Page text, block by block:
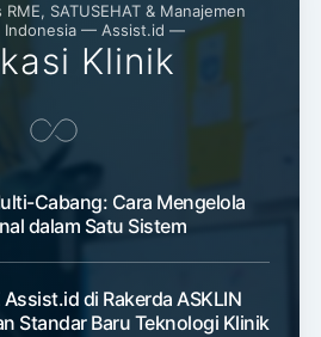
SATUSEHAT & Manajemen
Indonesia — Assist.id —
Klinik
Cabang: Cara Mengelola
dalam Satu Sistem
di Rakerda ASKLIN
Standar Baru Teknologi Klinik